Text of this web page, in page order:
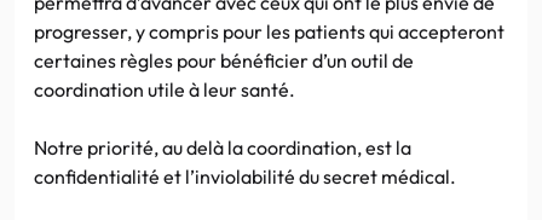
progresser, y compris pour les patients qui accepteront
certaines règles pour bénéficier d’un outil de
coordination utile à leur santé.
Notre priorité, au delà la coordination, est la
confidentialité et l’inviolabilité du secret médical.